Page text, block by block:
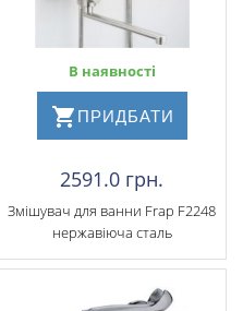
В наявності
ПРИДБАТИ
2591.0 грн.
Змішувач для ванни Frap F2248
нержавіюча сталь